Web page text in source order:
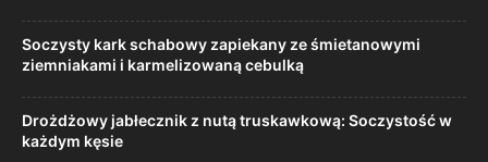
Soczysty kark schabowy zapiekany ze śmietanowymi
ziemniakami i karmelizowaną cebulką
Drożdżowy jabłecznik z nutą truskawkową: Soczystość w
każdym kęsie